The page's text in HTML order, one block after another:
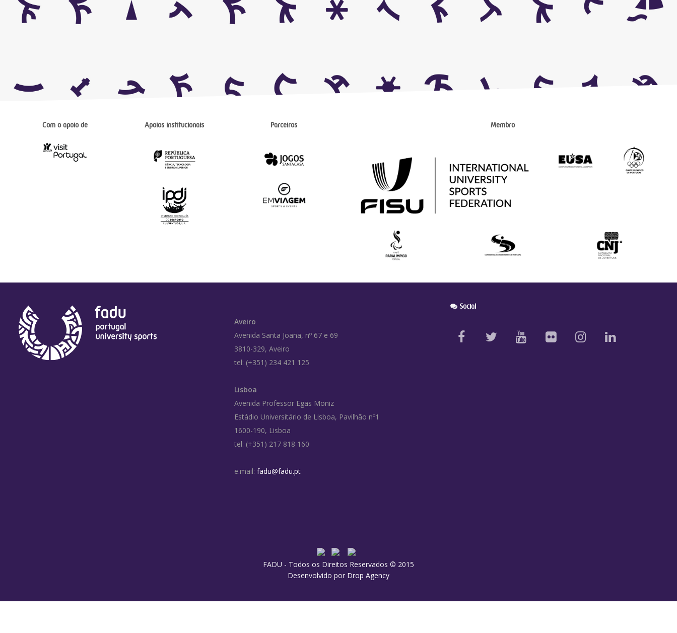
Com o apoio de Apoios institucionais Parceiros Membro
Aveiro
Avenida Santa Joana, nº 67 e 69
3810-329, Aveiro
tel: (+351) 234 421 125
Lisboa
Avenida Professor Egas Moniz
Estádio Universitário de Lisboa, Pavilhão nº1
1600-190, Lisboa
tel: (+351) 217 818 160
e.mail: fadu@fadu.pt
Social
FADU - Todos os Direitos Reservados © 2015
Desenvolvido por Drop Agency